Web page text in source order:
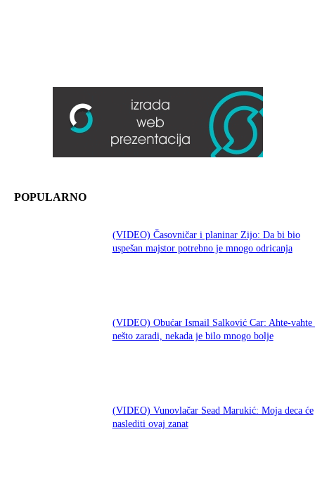
POPULARNO
(VIDEO) Časovničar i planinar Zijo: Da bi bio
uspešan majstor potrebno je mnogo odricanja
(VIDEO) Obućar Ismail Salković Car: Ahte-vahte
nešto zaradi, nekada je bilo mnogo bolje
(VIDEO) Vunovlačar Sead Marukić: Moja deca će
naslediti ovaj zanat